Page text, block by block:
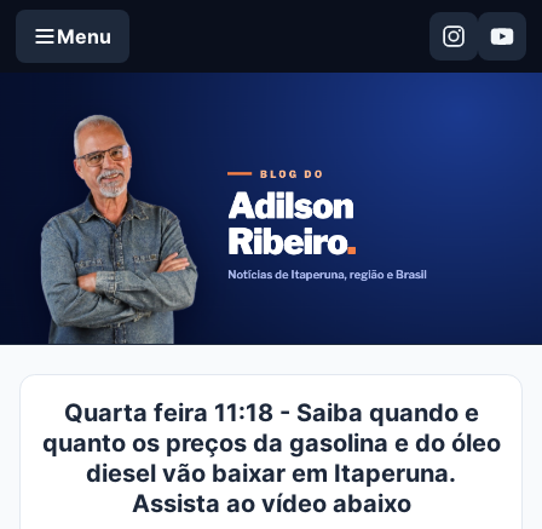
Menu
Quarta feira 11:18 - Saiba quando e
quanto os preços da gasolina e do óleo
diesel vão baixar em Itaperuna.
Assista ao vídeo abaixo